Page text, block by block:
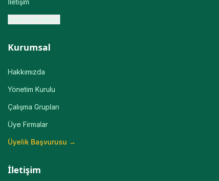
İletişim
Banka Hesapları
Kurumsal
Hakkımızda
Yönetim Kurulu
Çalışma Grupları
Üye Firmalar
Üyelik Başvurusu →
İletişim